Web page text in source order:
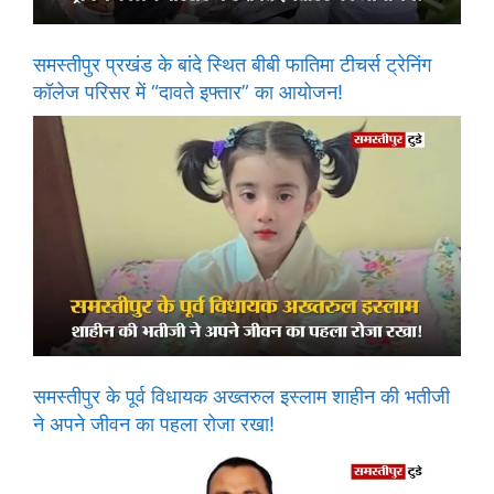
समस्तीपुर प्रखंड के बांदे स्थित बीबी फातिमा टीचर्स ट्रेनिंग
कॉलेज परिसर में “दावते इफ्तार” का आयोजन!
समस्तीपुर के पूर्व विधायक अख्तरुल इस्लाम शाहीन की भतीजी
ने अपने जीवन का पहला रोजा रखा!